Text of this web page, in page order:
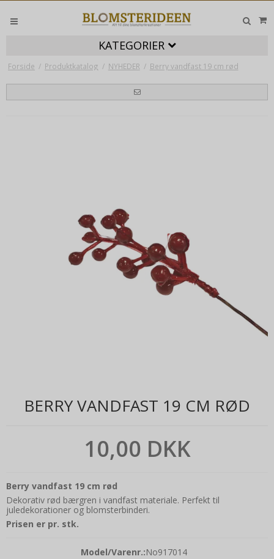
KATEGORIER
Forside / Produktkatalog / NYHEDER / Berry vandfast 19 cm rød
BERRY VANDFAST 19 CM RØD
10,00 DKK
Berry vandfast 19 cm rød
Dekorativ rød bærgren i vandfast materiale. Perfekt til
juledekorationer og blomsterbinderi.
Prisen er pr. stk.
Model/Varenr.:No917014